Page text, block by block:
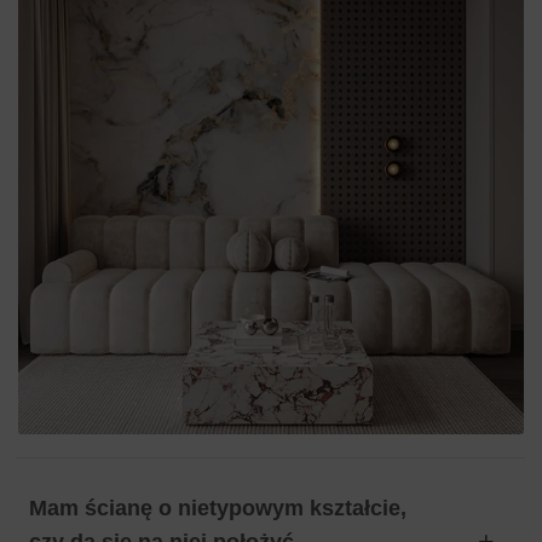
Mam ścianę o nietypowym kształcie,